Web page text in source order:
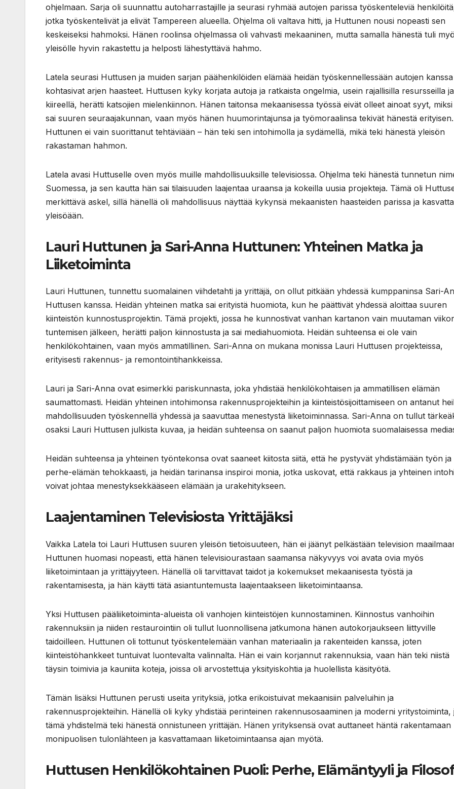
ohjelmaan. Sarja oli suunnattu autoharrastajille ja seurasi ryhmää autojen parissa työskenteleviä
jotka työskentelivät ja elivät Tampereen alueella. Ohjelma oli valtava hitti, ja Huttunen nousi nopeasti sen
keskeiseksi hahmoksi. Hänen roolinsa ohjelmassa oli vahvasti mekaaninen, mutta samalla hänestä tuli
yleisölle hyvin rakastettu ja helposti lähestyttävä hahmo.
Latela seurasi Huttusen ja muiden sarjan päähenkilöiden elämää heidän työskennellessään autojen
kohtasivat arjen haasteet. Huttusen kyky korjata autoja ja ratkaista ongelmia, usein rajallisilla resursseilla ja
kiireellä, herätti katsojien mielenkiinnon. Hänen taitonsa mekaanisessa työssä eivät olleet ainoat syyt,
sai suuren seuraajakunnan, vaan myös hänen huumorintajunsa ja työmoraalinsa tekivät hänestä erityisen.
Huttunen ei vain suorittanut tehtäviään – hän teki sen intohimolla ja sydämellä, mikä teki hänestä yleisön
rakastaman hahmon.
Latela avasi Huttuselle oven myös muille mahdollisuuksille televisiossa. Ohjelma teki hänestä tunnetun
Suomessa, ja sen kautta hän sai tilaisuuden laajentaa uraansa ja kokeilla uusia projekteja. Tämä oli
merkittävä askel, sillä hänellä oli mahdollisuus näyttää kykynsä mekaanisten haasteiden parissa ja
yleisöään.
Lauri Huttunen ja Sari-Anna Huttunen: Yhteinen Matka ja
Liiketoiminta
Lauri Huttunen, tunnettu suomalainen viihdetahti ja yrittäjä, on ollut pitkään yhdessä kumppaninsa Sari-
Huttusen kanssa. Heidän yhteinen matka sai erityistä huomiota, kun he päättivät yhdessä aloittaa suuren
kiinteistön kunnostusprojektin. Tämä projekti, jossa he kunnostivat vanhan kartanon vain muutaman
tuntemisen jälkeen, herätti paljon kiinnostusta ja sai mediahuomiota. Heidän suhteensa ei ole vain
henkilökohtainen, vaan myös ammatillinen. Sari-Anna on mukana monissa Lauri Huttusen projekteissa,
erityisesti rakennus- ja remontointihankkeissa.
Lauri ja Sari-Anna ovat esimerkki pariskunnasta, joka yhdistää henkilökohtaisen ja ammatillisen elämän
saumattomasti. Heidän yhteinen intohimonsa rakennusprojekteihin ja kiinteistösijoittamiseen on antanut
mahdollisuuden työskennellä yhdessä ja saavuttaa menestystä liiketoiminnassa. Sari-Anna on tullut
osaksi Lauri Huttusen julkista kuvaa, ja heidän suhteensa on saanut paljon huomiota suomalaisessa
Heidän suhteensa ja yhteinen työntekonsa ovat saaneet kiitosta siitä, että he pystyvät yhdistämään työn ja
perhe-elämän tehokkaasti, ja heidän tarinansa inspiroi monia, jotka uskovat, että rakkaus ja yhteinen
voivat johtaa menestyksekkääseen elämään ja urakehitykseen.
Laajentaminen Televisiosta Yrittäjäksi
Vaikka Latela toi Lauri Huttusen suuren yleisön tietoisuuteen, hän ei jäänyt pelkästään television
Huttunen huomasi nopeasti, että hänen televisiourastaan saamansa näkyvyys voi avata ovia myös
liiketoimintaan ja yrittäjyyteen. Hänellä oli tarvittavat taidot ja kokemukset mekaanisesta työstä ja
rakentamisesta, ja hän käytti tätä asiantuntemusta laajentaakseen liiketoimintaansa.
Yksi Huttusen pääliiketoiminta-alueista oli vanhojen kiinteistöjen kunnostaminen. Kiinnostus vanhoihin
rakennuksiin ja niiden restaurointiin oli tullut luonnollisena jatkumona hänen autokorjaukseen liittyville
taidoilleen. Huttunen oli tottunut työskentelemään vanhan materiaalin ja rakenteiden kanssa, joten
kiinteistöhankkeet tuntuivat luontevalta valinnalta. Hän ei vain korjannut rakennuksia, vaan hän teki niistä
täysin toimivia ja kauniita koteja, joissa oli arvostettuja yksityiskohtia ja huolellista käsityötä.
Tämän lisäksi Huttunen perusti useita yrityksiä, jotka erikoistuivat mekaanisiin palveluihin ja
rakennusprojekteihin. Hänellä oli kyky yhdistää perinteinen rakennusosaaminen ja moderni yritystoiminta,
tämä yhdistelmä teki hänestä onnistuneen yrittäjän. Hänen yrityksensä ovat auttaneet häntä rakentamaan
monipuolisen tulonlähteen ja kasvattamaan liiketoimintaansa ajan myötä.
Huttusen Henkilökohtainen Puoli: Perhe, Elämäntyyli ja